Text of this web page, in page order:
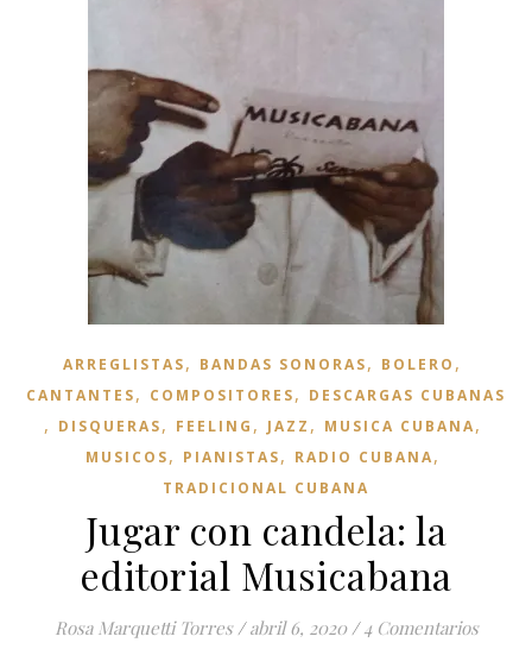
ARREGLISTAS, BANDAS SONORAS, BOLERO ,
CANTANTES, COMPOSITORES, DESCARGAS CUBANAS
, DISQUERAS, FEELING , JAZZ , MUSICA CUBANA,
MUSICOS, PIANISTAS, RADIO CUBANA,
TRADICIONAL CUBANA
Jugar con candela: la
editorial Musicabana
Rosa Marquetti Torres / abril 6, 2020 / 4 Comentarios